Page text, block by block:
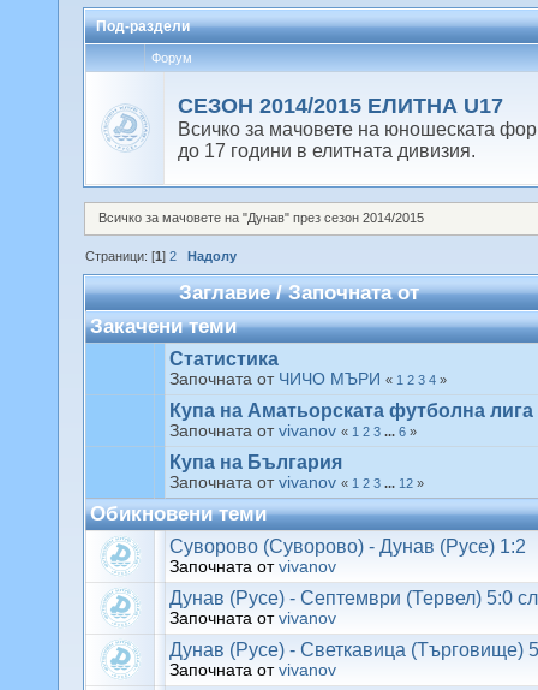
Под-раздели
Форум
СЕЗОН 2014/2015 ЕЛИТНА U17
Всичко за мачовете на юношеската
до 17 години в елитната дивизия.
Всичко за мачовете на "Дунав" през сезон 2014/2015
Страници: [1]2 Надолу
Заглавие/Започната от
Закачени теми
Статистика
Започната от ЧИЧО МЪРИ « 1 2 3 4 »
Купа на Аматьорската футболна лига
Започната от vivanov « 1 2 3 ... 6 »
Купа на България
Започната от vivanov « 1 2 3 ... 12 »
Обикновени теми
Суворово (Суворово) - Дунав (Русе) 1:2
Започната от vivanov
Дунав (Русе) - Септември (Тервел) 5:0
Започната от vivanov
Дунав (Русе) - Светкавица (Търговище)
Започната от vivanov